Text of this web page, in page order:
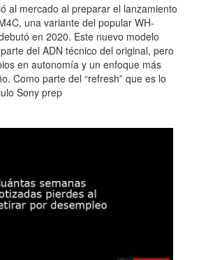
al mercado al preparar el lanzamiento
una variante del popular WH-
en 2020. Este nuevo modelo
del ADN técnico del original, pero
en autonomía y un enfoque más
Como parte del “refresh” que es lo
Sony prep